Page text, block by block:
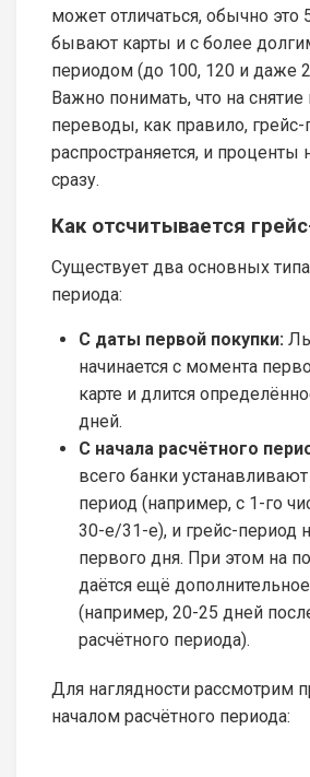
может отличаться, обычно это
бывают карты и с более
периодом (до 100, 120 и даже
Важно понимать, что на
переводы, как правило, грейс-
распространяется, и проценты
сразу.
Как отсчитывается
Существует два основных типа
периода:
С даты первой покупки:
начинается с момента
карте и длится
дней.
С начала расчётного
всего банки
период (например, с 1-го
30-е/31-е), и грейс-период
первого дня. При этом на
даётся ещё
(например, 20-25 дней
расчётного периода).
Для наглядности рассмотрим
началом расчётного периода: